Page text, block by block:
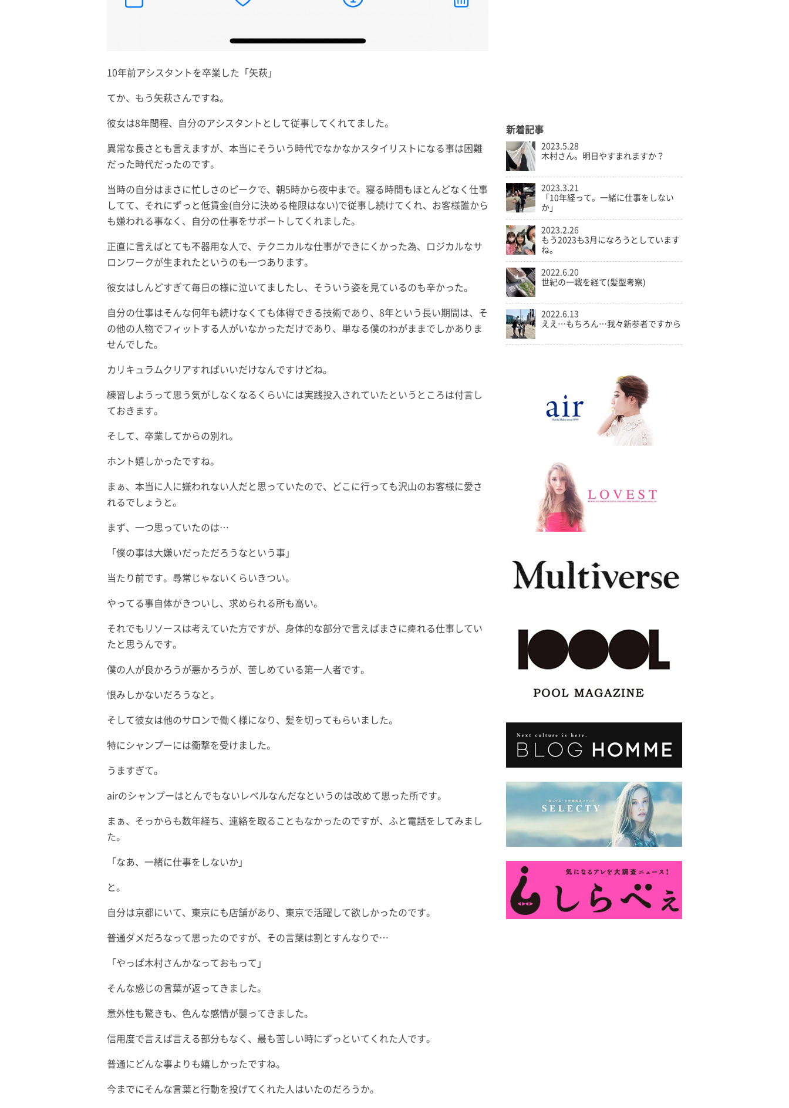
10年前アシスタントを卒業した「矢萩」
てか、もう矢萩さんですね。
彼女は8年間程、自分のアシスタントとして従事してくれてました。
異常な長さとも言えますが、本当にそういう時代でなかなかスタイリストになる事は困難
だった時代だったのです。
当時の自分はまさに忙しさのピークで、朝5時から夜中まで。寝る時間もほとんどなく仕事
してて、それにずっと低賃金(自分に決める権限はない)で従事し続けてくれ、お客様誰から
も嫌われる事なく、自分の仕事をサポートしてくれました。
正直に言えばとても不器用な人で、テクニカルな仕事ができにくかった為、ロジカルなサ
ロンワークが生まれたというのも一つあります。
彼女はしんどすぎて毎日の様に泣いてましたし、そういう姿を見ているのも辛かった。
自分の仕事はそんな何年も続けなくても体得できる技術であり、8年という長い期間は、そ
の他の人物でフィットする人がいなかっただけであり、単なる僕のわがままでしかありま
せんでした。
カリキュラムクリアすればいいだけなんですけどね。
練習しようって思う気がしなくなるくらいには実践投入されていたというところは付言し
ておきます。
そして、卒業してからの別れ。
ホント嬉しかったですね。
まぁ、本当に人に嫌われない人だと思っていたので、どこに行っても沢山のお客様に愛さ
れるでしょうと。
まず、一つ思っていたのは…
「僕の事は大嫌いだっただろうなという事」
当たり前です。尋常じゃないくらいきつい。
やってる事自体がきついし、求められる所も高い。
それでもリソースは考えていた方ですが、身体的な部分で言えばまさに痺れる仕事してい
たと思うんです。
僕の人が良かろうが悪かろうが、苦しめている第一人者です。
恨みしかないだろうなと。
そして彼女は他のサロンで働く様になり、髪を切ってもらいました。
特にシャンプーには衝撃を受けました。
うますぎて。
airのシャンプーはとんでもないレベルなんだなというのは改めて思った所です。
まぁ、そっからも数年経ち、連絡を取ることもなかったのですが、ふと電話をしてみまし
た。
「なあ、一緒に仕事をしないか」
と。
自分は京都にいて、東京にも店舗があり、東京で活躍して欲しかったのです。
普通ダメだろなって思ったのですが、その言葉は割とすんなりで…
「やっぱ木村さんかなっておもって」
そんな感じの言葉が返ってきました。
意外性も驚きも、色んな感情が襲ってきました。
信用度で言えば言える部分もなく、最も苦しい時にずっといてくれた人です。
普通にどんな事よりも嬉しかったですね。
今までにそんな言葉と行動を投げてくれた人はいたのだろうか。
新着記事
2023.5.28
木村さん。明日やすまれますか？
2023.3.21
「10年経って。一緒に仕事をしない
か」
2023.2.26
もう2023も3月になろうとしています
ね。
2022.6.20
世紀の一戦を経て(髪型考察)
2022.6.13
ええ…もちろん…我々新参者ですから